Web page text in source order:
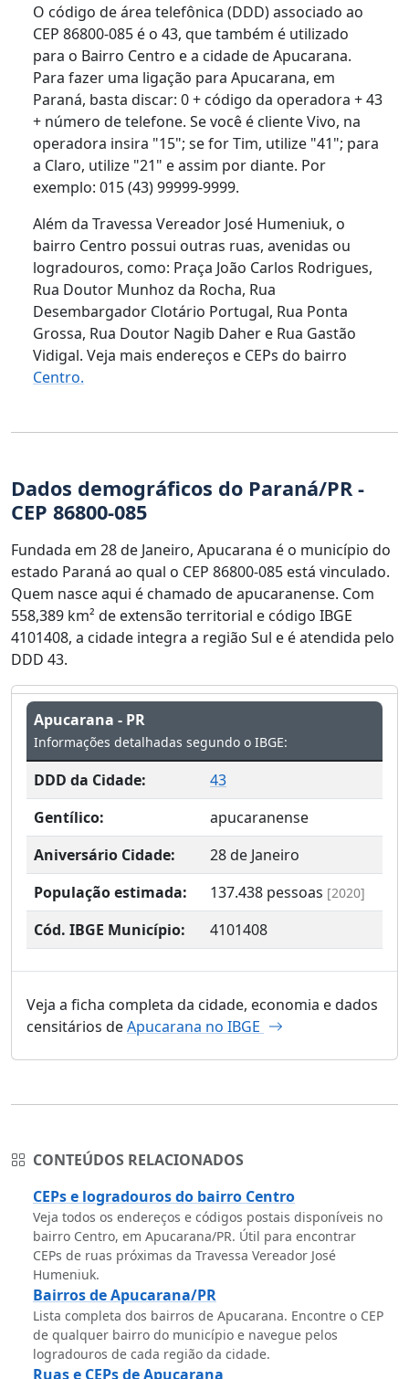
O código de área telefônica (DDD) associado ao
CEP 86800-085 é o 43, que também é utilizado
para o Bairro Centro e a cidade de Apucarana.
Para fazer uma ligação para Apucarana, em
Paraná, basta discar: 0 + código da operadora + 43
+ número de telefone. Se você é cliente Vivo, na
operadora insira "15"; se for Tim, utilize "41"; para
a Claro, utilize "21" e assim por diante. Por
exemplo: 015 (43) 99999-9999.
Além da Travessa Vereador José Humeniuk, o
bairro Centro possui outras ruas, avenidas ou
logradouros, como: Praça João Carlos Rodrigues,
Rua Doutor Munhoz da Rocha, Rua
Desembargador Clotário Portugal, Rua Ponta
Grossa, Rua Doutor Nagib Daher e Rua Gastão
Vidigal. Veja mais endereços e CEPs do bairro
Centro.
Dados demográficos do Paraná/PR -
CEP 86800-085
Fundada em 28 de Janeiro, Apucarana é o município do
estado Paraná ao qual o CEP 86800-085 está vinculado.
Quem nasce aqui é chamado de apucaranense. Com
558,389 km² de extensão territorial e código IBGE
4101408, a cidade integra a região Sul e é atendida pelo
DDD 43.
Apucarana - PR
Informações detalhadas segundo o IBGE:
DDD da Cidade:
43
Gentílico:
apucaranense
Aniversário Cidade:
28 de Janeiro
População estimada:
137.438 pessoas [2020]
Cód. IBGE Município: 4101408
Veja a ficha completa da cidade, economia e dados
censitários deApucarana no IBGE
CONTEÚDOS RELACIONADOS
CEPs e logradouros do bairro Centro
Veja todos os endereços e códigos postais disponíveis no
bairro Centro, em Apucarana/PR. Útil para encontrar
CEPs de ruas próximas da Travessa Vereador José
Humeniuk.
Bairros de Apucarana/PR
Lista completa dos bairros de Apucarana. Encontre o CEP
de qualquer bairro do município e navegue pelos
logradouros de cada região da cidade.
Ruas e CEPs de Apucarana